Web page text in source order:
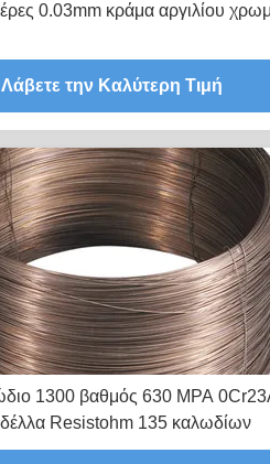
0.03mm κράμα αργιλίου
Λάβετε την Καλύτερη Τιμή
1300 βαθμός 630 MPA
Resistohm 135 καλωδίων